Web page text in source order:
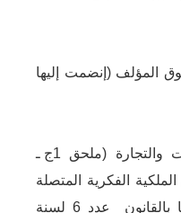
المؤلف (إنضمت إليها
- الإتفاقية العامة للتعريفات والتجارة (ملحق 1ج ـ
الفكرية المتصلة
بالتجارة ” (تونس صادقت عليها بالقانون عدد 6 لسنة